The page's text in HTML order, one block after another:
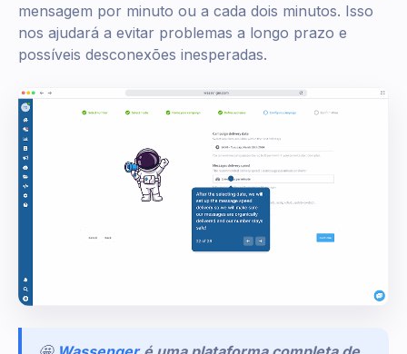
mensagem por minuto ou a cada dois minutos. Isso
nos ajudará a evitar problemas a longo prazo e
possíveis desconexões inesperadas.